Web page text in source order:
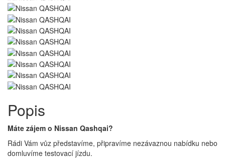
Popis
Máte zájem o Nissan Qashqai?
Rádi Vám vůz představíme, připravíme nezávaznou nabídku nebo
domluvíme testovací jízdu.